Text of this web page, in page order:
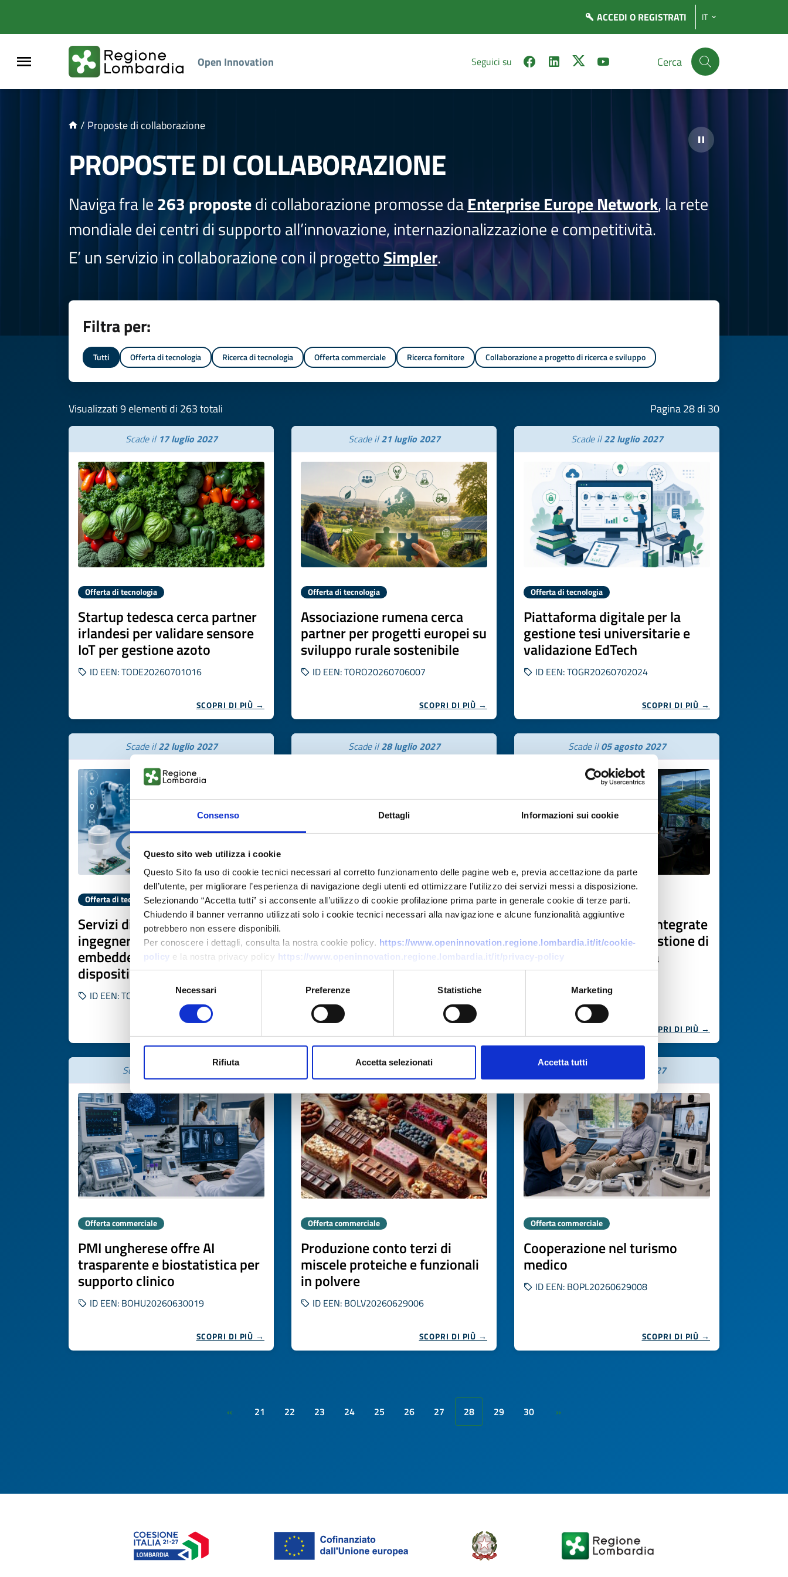
Consenso Dettagli Informazioni sui cookie
Questo sito web utilizza i cookie
Questo Sito fa uso di cookie tecnici necessari al corretto funzionamento delle pagine web e, previa accettazione da parte
dell’utente, per migliorare l’esperienza di navigazione degli utenti ed ottimizzare l’utilizzo dei servizi messi a disposizione.
Selezionando “Accetta tutti” si acconsente all’utilizzo di cookie profilazione prima parte in generale cookie di terze parti.
Chiudendo il banner verranno utilizzati solo i cookie tecnici necessari alla navigazione e alcune funzionalità aggiuntive
potrebbero non essere disponibili.
Per conoscere i dettagli, consulta la nostra cookie policy. https://www.openinnovation.regione.lombardia.it/it/cookie-
policy e la nostra privacy policy https://www.openinnovation.regione.lombardia.it/it/privacy-policy
del
Necessari Preferenze Statistiche Marketing
Rifiuta Accetta selezionati Accetta tutti
ACCEDI O REGISTRATI IT
Open Innovation Seguici su Cerca
/ Proposte di collaborazione
PROPOSTE DI COLLABORAZIONE
Naviga fra le263 propostedi collaborazione promosse daEnterprise Europe Network, la rete
mondiale dei centri di supporto all’innovazione, internazionalizzazione e competitività.
E’ un servizio in collaborazione con il progettoSimpler.
Filtra per:
Tutti Offerta di tecnologia Ricerca di tecnologia Offerta commerciale Ricerca fornitore Collaborazione a progetto di ricerca e sviluppo
Visualizzati 9 elementi di 263 totali Pagina 28 di 30
Scade il 17 luglio 2027
Offerta di tecnologia
Startup tedesca cerca partner
irlandesi per validare sensore
IoT per gestione azoto
ID EEN: TODE20260701016
SCOPRI DI PIÙ →
Scade il21 luglio 2027
Offerta di tecnologia
Associazione rumena cerca
partner per progetti europei su
sviluppo rurale sostenibile
ID EEN: TORO20260706007
SCOPRI DI PIÙ →
Scade il22 luglio 2027
Offerta di tecnologia
Piattaforma digitale per la
gestione tesi universitarie e
validazione EdTech
ID EEN: TOGR20260702024
SCOPRI DI PIÙ →
Scade il22 luglio 2027
Offerta di tecnologia
Servizi di consulenza
ingegneristica per sviluppo
embedded e Edge AI su
dispositivi sensoristici
ID EEN: TOES20260706006
Scade il28 luglio 2027
Ricerca di tecnologia
Soluzione digitale per la
conservazione delle
conoscenze nel settore
manutenzione macchinari
ID EEN: TRDE20260723020
Scade il05 agosto 2027
Offerta commerciale
Soluzioni geospaziali integrate
per infrastrutture e gestione di
asset da azienda greca
SCOPRI DI PIÙ →
Scade il 06 agosto 2027
Offerta commerciale
PMI ungherese offre AI
trasparente e biostatistica per
supporto clinico
ID EEN: BOHU20260630019
SCOPRI DI PIÙ →
Scade il06 agosto 2027
Offerta commerciale
Produzione conto terzi di
miscele proteiche e funzionali
in polvere
ID EEN: BOLV20260629006
SCOPRI DI PIÙ →
Scade il 06 agosto 2027
Offerta commerciale
Cooperazione nel turismo
medico
ID EEN: BOPL20260629008
SCOPRI DI PIÙ →
« 21 22 23 24 25 26 27 28 29 30 »